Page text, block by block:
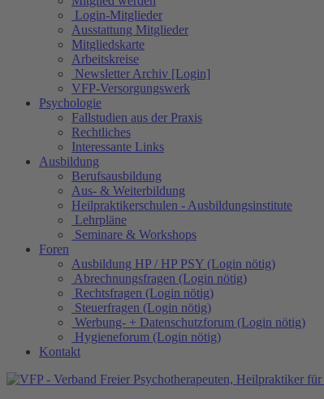
Login-Mitglieder
Ausstattung Mitglieder
Mitgliedskarte
Arbeitskreise
Newsletter Archiv [Login]
VFP-Versorgungswerk
Psychologie
Fallstudien aus der Praxis
Rechtliches
Interessante Links
Ausbildung
Berufsausbildung
Aus- & Weiterbildung
Heilpraktikerschulen - Ausbildungsinstitute
Lehrpläne
Seminare & Workshops
Foren
Ausbildung HP / HP PSY (Login nötig)
Abrechnungsfragen (Login nötig)
Rechtsfragen (Login nötig)
Steuerfragen (Login nötig)
Werbung- + Datenschutzforum (Login nötig)
Hygieneforum (Login nötig)
Kontakt